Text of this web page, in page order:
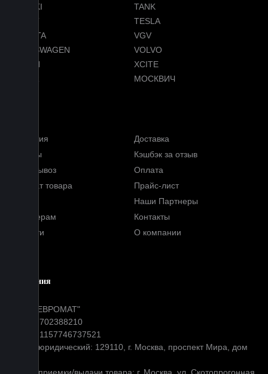
SUZUKI
TANK
TENET
TESLA
TOYOTA
VGV
VOLKSWAGEN
VOLVO
VOYAH
XCITE
МОСКВИЧ
Гарантия
Доставка
Отзывы
Кэшбэк за отзыв
Самовывоз
Оплата
Возврат товара
Прайс-лист
Наши Партнеры
Партнерам
Контакты
Новости
О компании
Компания
ООО "ЕВРОМАТ"
ИНН: 7702388210
ОГРН: 1157746737521
Адрес юридический: 129110, г. Москва, проспект Мира, дом